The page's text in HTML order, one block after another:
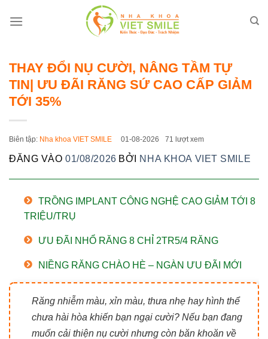
qua
THAY ĐỔI NỤ CƯỜI, NÂNG TẦM TỰ
TIN| ƯU ĐÃI RĂNG SỨ CAO CẤP GIẢM
TỚI 35%
Biên tập: Nha khoa VIET SMILE 01-08-2026 71 lượt xem
ĐĂNG VÀO01/08/2026 BỞI NHA KHOA VIET SMILE
TRỒNG IMPLANT CÔNG NGHỆ CAO GIẢM TỚI 8
TRIỆU/TRỤ
ƯU ĐÃI NHỔ RĂNG 8 CHỈ 2TR5/4 RĂNG
NIỀNG RĂNG CHÀO HÈ – NGÀN ƯU ĐÃI MỚI
Răng nhiễm màu, xỉn màu, thưa nhẹ hay hình thể
chưa hài hòa khiến bạn ngại cười? Nếu bạn đang
muốn cải thiện nụ cười nhưng còn băn khoăn về